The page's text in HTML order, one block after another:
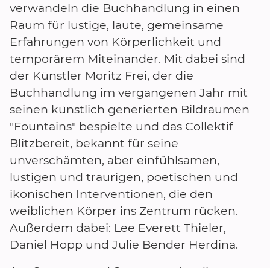
verwandeln die Buchhandlung in einen
Raum für lustige, laute, gemeinsame
Erfahrungen von Körperlichkeit und
temporärem Miteinander. Mit dabei sind
der Künstler Moritz Frei, der die
Buchhandlung im vergangenen Jahr mit
seinen künstlich generierten Bildräumen
"Fountains" bespielte und das Collektif
Blitzbereit, bekannt für seine
unverschämten, aber einfühlsamen,
lustigen und traurigen, poetischen und
ikonischen Interventionen, die den
weiblichen Körper ins Zentrum rücken.
Außerdem dabei: Lee Everett Thieler,
Daniel Hopp und Julie Bender Herdina.